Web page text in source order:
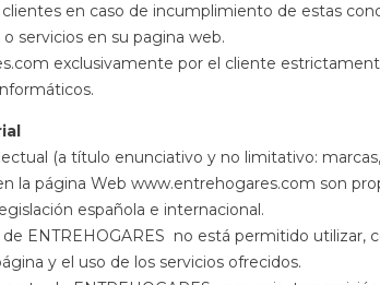
en caso de incumplimiento de estas
servicios en su pagina web.
exclusivamente por el cliente
(a título enunciativo y no limitativo:
página Web www.entrehogares.com son
española e internacional.
ENTREHOGARES no está permitido utilizar,
y el uso de los servicios ofrecidos.